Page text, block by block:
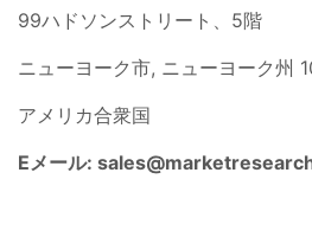
99ハドソンストリート、5階
ニューヨーク市, ニューヨーク州
アメリカ合衆国
Eメール: